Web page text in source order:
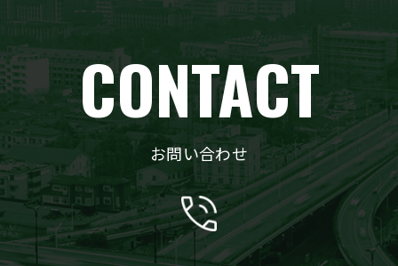
CONTACT
お問い合わせ